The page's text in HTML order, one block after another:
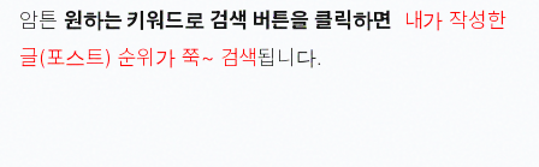
암튼 원하는 키워드로 검색 버튼을 클릭하면 내가 작성한
글(포스트) 순위가 쭉~ 검색됩니다.